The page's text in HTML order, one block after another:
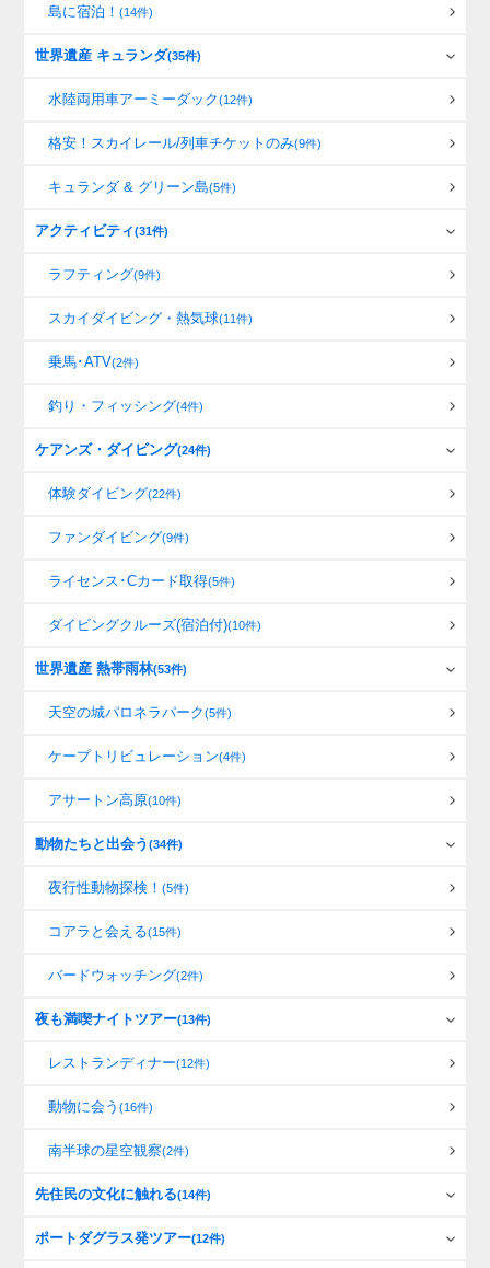
島に宿泊！(14件)
世界遺産 キュランダ(35件)
水陸両用車アーミーダック(12件)
格安！スカイレール/列車チケットのみ(9件)
キュランダ & グリーン島(5件)
アクティビティ(31件)
ラフティング(9件)
スカイダイビング・熱気球(11件)
乗馬･ATV(2件)
釣り・フィッシング(4件)
ケアンズ・ダイビング(24件)
体験ダイビング(22件)
ファンダイビング(9件)
ライセンス･Cカード取得(5件)
ダイビングクルーズ(宿泊付)(10件)
世界遺産 熱帯雨林(53件)
天空の城パロネラパーク(5件)
ケープトリビュレーション(4件)
アサートン高原(10件)
動物たちと出会う(34件)
夜行性動物探検！(5件)
コアラと会える(15件)
バードウォッチング(2件)
夜も満喫ナイトツアー(13件)
レストランディナー(12件)
動物に会う(16件)
南半球の星空観察(2件)
先住民の文化に触れる(14件)
ポートダグラス発ツアー(12件)